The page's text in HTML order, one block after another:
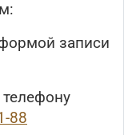
записи
88